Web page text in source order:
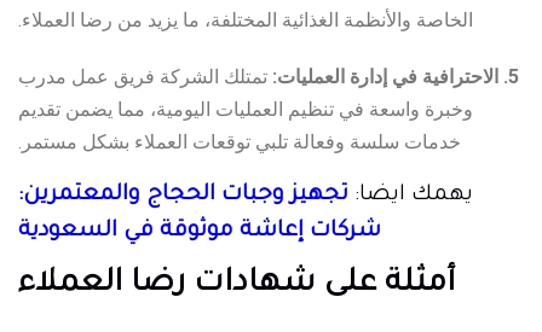
الخاصة والأنظمة الغذائية المختلفة، ما يزيد من رضا العملاء.
5. الاحترافية في إدارة العمليات:
تمتلك الشركة فريق عمل مدرب
وخبرة واسعة في تنظيم العمليات اليومية، مما يضمن تقديم
خدمات سلسة وفعالة تلبي توقعات العملاء بشكل مستمر.
يهمك ايضا: تجهيز وجبات الحجاج والمعتمرين:
شركات إعاشة موثوقة في السعودية
أمثلة على شهادات رضا العملاء